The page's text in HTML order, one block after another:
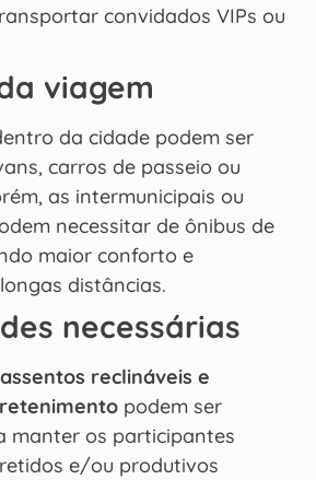
convidados VIPs ou
viagem
da cidade podem ser
carros de passeio ou
as intermunicipais ou
necessitar de ônibus de
maior conforto e
distâncias.
necessárias
reclináveis e
podem ser
manter os participantes
e/ou produtivos